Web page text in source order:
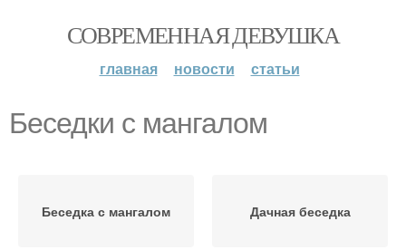
СОВРЕМЕННАЯ ДЕВУШКА
главная новости статьи
Беседки с мангалом
Беседка с мангалом Дачная беседка